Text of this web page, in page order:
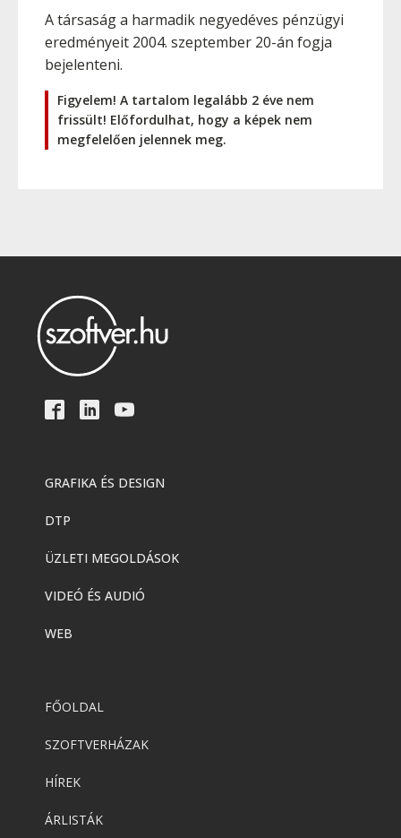
A társaság a harmadik negyedéves pénzügyi
eredményeit 2004. szeptember 20-án fogja
bejelenteni.
Figyelem! A tartalom legalább 2 éve nem
frissült! Előfordulhat, hogy a képek nem
megfelelően jelennek meg.
GRAFIKA ÉS DESIGN
DTP
ÜZLETI MEGOLDÁSOK
VIDEÓ ÉS AUDIÓ
WEB
FŐOLDAL
SZOFTVERHÁZAK
HÍREK
ÁRLISTÁK